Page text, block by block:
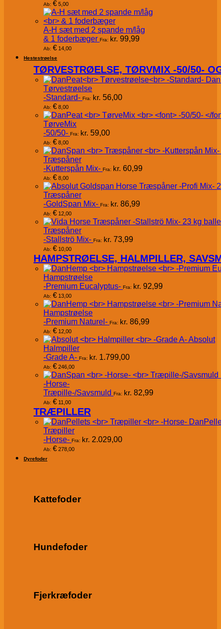
Ab: € 5,00
A-H sæt med 2 spande m/låg
& 1 foderbæger Fra: kr. 99,99
Ab: € 14,00
Hestestrøelse
TØRVESTRØELSE, TØRVMIX -50/50-
Tørvestrøelse
-Standard- Fra: kr. 56,00
Ab: € 8,00
TørveMix
-50/50- Fra: kr. 59,00
Ab: € 8,00
Træspåner
-Kutterspån Mix- Fra: kr. 60,99
Ab: € 8,00
Træspåner
-GoldSpan Mix- Fra: kr. 86,99
Ab: € 12,00
Træspåner
-Stallströ Mix- Fra: kr. 73,99
Ab: € 10,00
HAMPSTRØELSE, HALMPILLER,
Hampstrøelse
-Premium Eucalyptus- Fra: kr. 92,99
Ab: € 13,00
Hampstrøelse
-Premium Naturel- Fra: kr. 86,99
Ab: € 12,00
Absolut
Halmpiller
-Grade A- Fra: kr. 1.799,00
Ab: € 246,00
-Horse-
Træpille-/Savsmuld Fra: kr. 82,99
Ab: € 11,00
TRÆPILLER
Træpiller
-Horse- Fra: kr. 2.029,00
Ab: € 278,00
Dyrefoder
Kattefoder
Hundefoder
Fjerkræfoder